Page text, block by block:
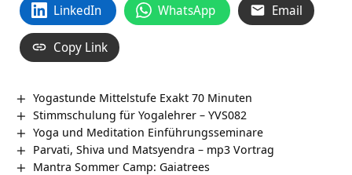
LinkedIn WhatsApp Email
Copy Link
Yogastunde Mittelstufe Exakt 70 Minuten
Stimmschulung für Yogalehrer – YVS082
Yoga und Meditation Einführungsseminare
Parvati, Shiva und Matsyendra – mp3 Vortrag
Mantra Sommer Camp: Gaiatrees